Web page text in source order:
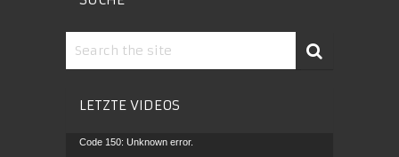
LETZTE VIDEOS
Video-
Code 150: Unknown error.